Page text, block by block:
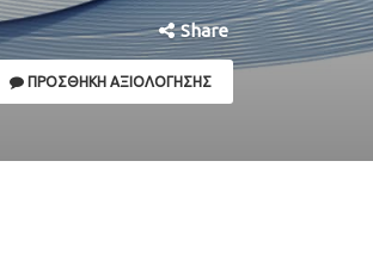
Share
ΠΡΟΣΘΉΚΗ ΑΞΙΟΛΌΓΗΣΗΣ